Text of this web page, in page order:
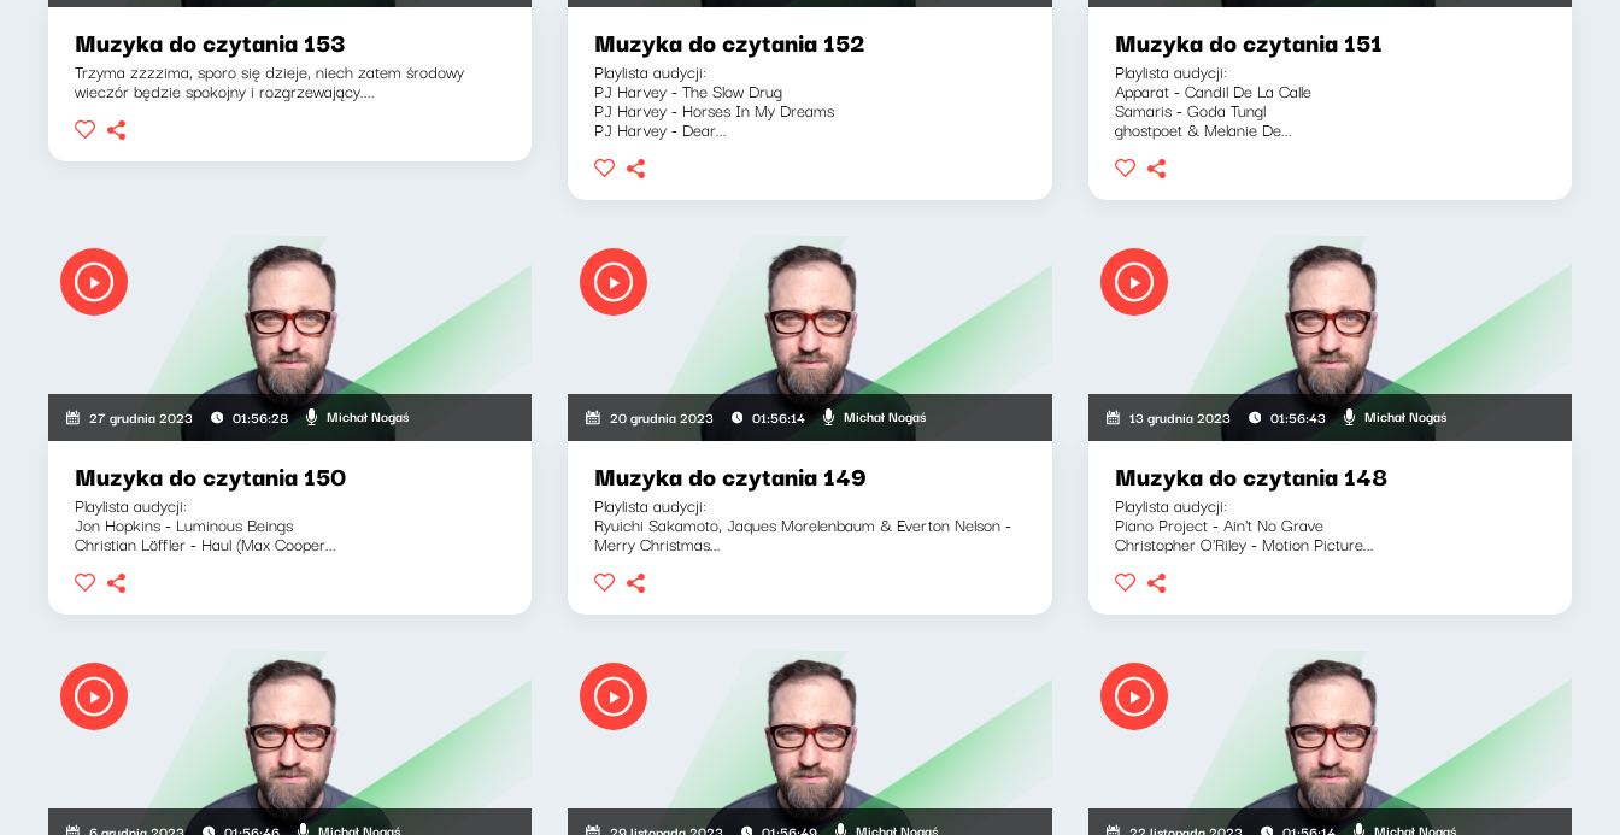
Muzyka do czytania 153
Trzyma zzzzima, sporo się dzieje, niech zatem środowy
wieczór będzie spokojny i rozgrzewający....
Muzyka do czytania 152
Playlista audycji:
PJ Harvey - The Slow Drug
PJ Harvey - Horses In My Dreams
PJ Harvey - Dear...
Muzyka do czytania 151
Playlista audycji:
Apparat - Candil De La Calle
Samaris - Goda Tungl
ghostpoet & Melanie De...
27 grudnia 2023 01:56:28 Michał Nogaś
Muzyka do czytania 150
Playlista audycji:
Jon Hopkins - Luminous Beings
Christian Löffler - Haul (Max Cooper...
20 grudnia 2023 01:56:14 Michał Nogaś
Muzyka do czytania 149
Playlista audycji:
Ryuichi Sakamoto, Jaques Morelenbaum & Everton Nelson -
Merry Christmas...
13 grudnia 2023 01:56:43 Michał Nogaś
Muzyka do czytania 148
Playlista audycji:
Piano Project - Ain't No Grave
Christopher O'Riley - Motion Picture...
Michał Nogaś Michał Nogaś Michał Nogaś